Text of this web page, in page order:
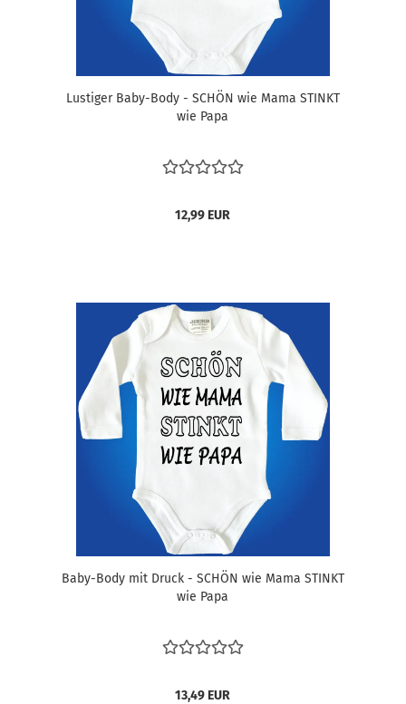
Lustiger Baby-Body - SCHÖN wie Mama STINKT
wie Papa
12,99 EUR
Baby-Body mit Druck - SCHÖN wie Mama STINKT
wie Papa
13,49 EUR